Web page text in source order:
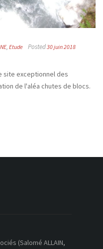
, Etude Posted30 juin 2018
site exceptionnel des
de l'aléa chutes de blocs.
(Salomé ALLAIN,